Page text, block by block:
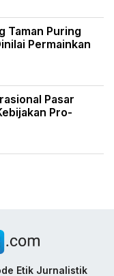
Taman Puring
Permainkan
Pasar
Pro-
Etik Jurnalistik